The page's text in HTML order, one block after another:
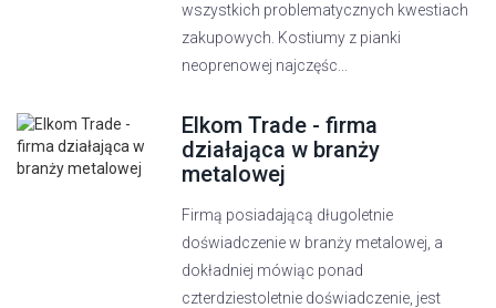
wszystkich problematycznych kwestiach
zakupowych. Kostiumy z pianki
neoprenowej najczęśc...
Elkom Trade - firma
działająca w branży
metalowej
Firmą posiadającą długoletnie
doświadczenie w branży metalowej, a
dokładniej mówiąc ponad
czterdziestoletnie doświadczenie, jest